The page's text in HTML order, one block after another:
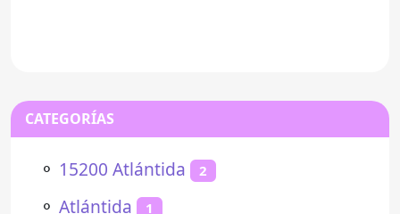
CATEGORÍAS
⚬ 15200 Atlántida 2
⚬ Atlántida 1